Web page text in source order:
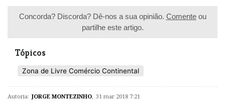
Concorda? Discorda? Dê-nos a sua opinião. Comenteou
partilhe este artigo.
Tópicos
Zona de Livre Comércio Continental
Autoria: JORGE MONTEZINHO 31 mar 2018 7:21